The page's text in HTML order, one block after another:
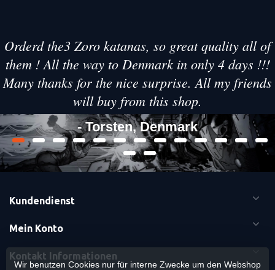
Orderd the3 Zoro katanas, so great quality all of
them ! All the way to Denmark in only 4 days !!!
Many thanks for the nice surprise. All my friends
will buy from this shop.
- Torsten, Denmark
Kundendienst
Mein Konto
Kontakt Informationen
Wir benutzen Cookies nur für interne Zwecke um den Webshop